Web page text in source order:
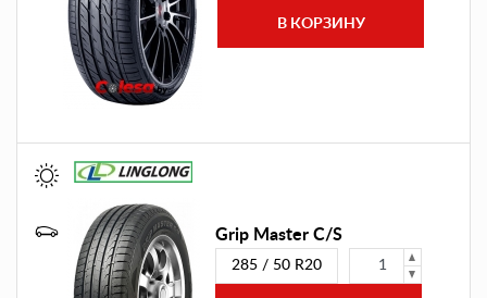
Grip Master C/S
285 / 50 R20